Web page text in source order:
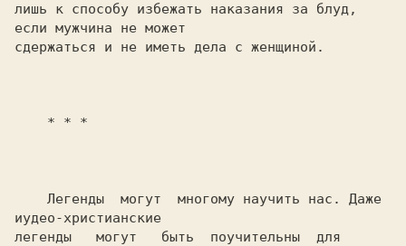
лишь к способу избежать наказания за блуд,
если мужчина не может
сдержаться и не иметь дела с женщиной.
иудео-христианские
легенды   могут   быть  поучительны  для